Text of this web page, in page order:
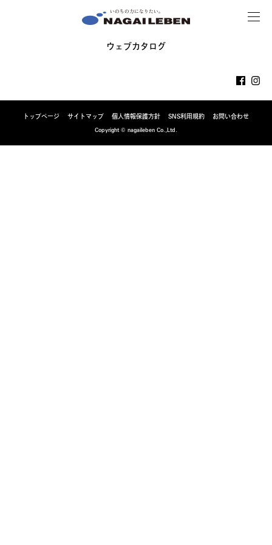
MENU
ウェブカタログ
トップページ サイトマップ 個人情報保護方針 SNS利用規約
お問い合わせ
Copyright © nagaileben Co.,Ltd.